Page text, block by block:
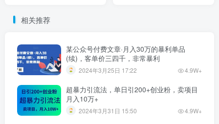
相关推荐
某公众号付费文章·月入30万的暴利单品
(续)，客单价三四千，非常暴利
2024年3月25日 17:22 4.9W+
超暴力引流法，单日引200+创业粉，卖项目
月入10万+
2024年3月31日 15:50 4.9W+